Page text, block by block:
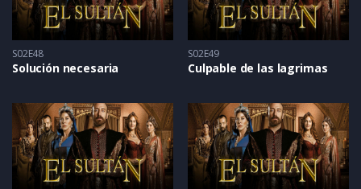
S02E48
Solución necesaria
S02E49
Culpable de las lagrimas